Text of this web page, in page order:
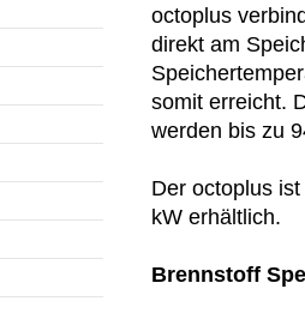
octoplus
direkt am
somit erreicht.
werden bis zu
Der octoplus
kW erhältlich.
Brennstoff